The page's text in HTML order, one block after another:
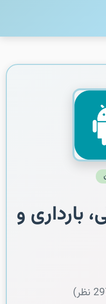
بارداری و